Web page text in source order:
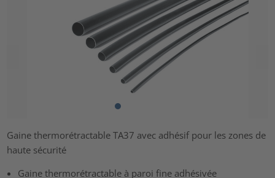
Gaine thermorétractable TA37 avec adhésif pour les zones de
haute sécurité
Gaine thermorétractable à paroi fine adhésivée